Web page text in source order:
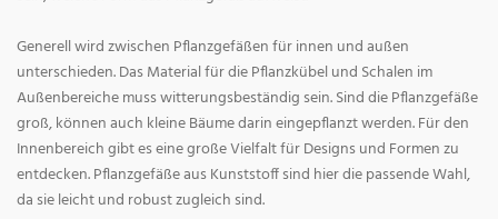
Generell wird zwischen Pflanzgefäßen für innen und außen
unterschieden. Das Material für die Pflanzkübel und Schalen im
Außenbereiche muss witterungsbeständig sein. Sind die Pflanzgefäße
groß, können auch kleine Bäume darin eingepflanzt werden. Für den
Innenbereich gibt es eine große Vielfalt für Designs und Formen zu
entdecken. Pflanzgefäße aus Kunststoff sind hier die passende Wahl,
da sie leicht und robust zugleich sind.